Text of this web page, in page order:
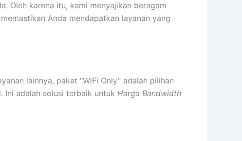
Oleh karena itu, kami menyajikan beragam
Anda mendapatkan layanan yang
lainnya, paket “WiFi Only” adalah pilihan
adalah solusi terbaik untuk Harga Bandwidth